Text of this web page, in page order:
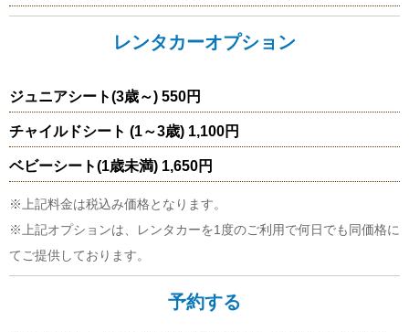
レンタカーオプション
ジュニアシート(3歳～) 550円
チャイルドシート (1～3歳) 1,100円
ベビーシート(1歳未満) 1,650円
※上記料金は税込み価格となります。
※上記オプションは、レンタカーを1度のご利用で何日でも同価格に
てご提供しております。
予約する